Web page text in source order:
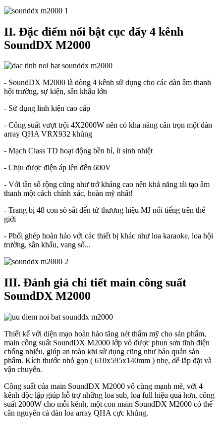
II. Đặc điểm nổi bật cục đẩy 4 kênh
SoundDX M2000
- SoundDX M2000 là dòng 4 kênh sử dụng cho các dàn âm thanh
hội trường, sự kiện, sân khấu lớn
- Sử dụng linh kiện cao cấp
- Công suất vượt trội 4X2000W nên có khả năng cân trọn một dàn
array QHA VRX932 khủng
- Mạch Class TD hoạt động bền bỉ, ít sinh nhiệt
- Chịu được điện áp lên đến 600V
- Với tần số rộng cũng như trở kháng cao nên khả năng tái tạo âm
thanh một cách chính xác, hoàn mỹ nhất!
- Trang bị 48 con sò sắt đến từ thương hiệu MJ nổi tiếng trên thế
giới
- Phối ghép hoàn hảo với các thiết bị khác như loa karaoke, loa hội
trường, sân khấu, vang số...
III. Đánh giá chi tiết main công suất
SoundDX M2000
Thiết kế với diện mạo hoàn hảo tăng nét thẩm mỹ cho sản phẩm,
main công suất SoundDX M2000 lớp vỏ được phun sơn tĩnh điện
chống nhiễu, giúp an toàn khi sử dụng cũng như bảo quản sản
phẩm. Kích thước nhỏ gọn ( 610x595x140mm ) nhẹ, dễ lắp đặt và
vận chuyển.
Công suất của main SoundDX M2000 vô cùng mạnh mẽ, với 4
kênh độc lập giúp hỗ trợ những loa sub, loa full hiệu quả hơn, công
suất 2000W cho mỗi kênh, một con main SoundDX M2000 có thể
cân nguyên cả dàn loa array QHA cực khủng.